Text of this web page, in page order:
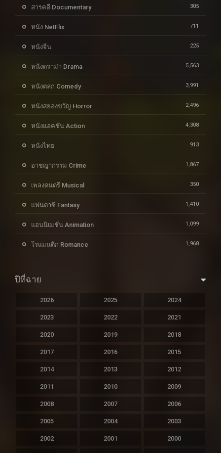
สารคดี Documentary 305
หนัง NetFlix 711
หนังจีน 225
หนังดราม่า Drama 5,563
หนังตลก Comedy 3,991
หนังสยองขวัญ Horror 2,496
หนังแอคชั่น Action 4,308
หนังไทย 913
อาชญากรรม Crime 1,867
เพลงดนตรี Musical 350
แฟนตาซี Fantasy 1,410
แอนนิเมชั่น Animation 1,099
โรแมนติก Romance 1,968
ปีที่ฉาย
2026 2025 2024
2023 2022 2021
2020 2019 2018
2017 2016 2015
2014 2013 2012
2011 2010 2009
2008 2007 2006
2005 2004 2003
2002 2001 2000